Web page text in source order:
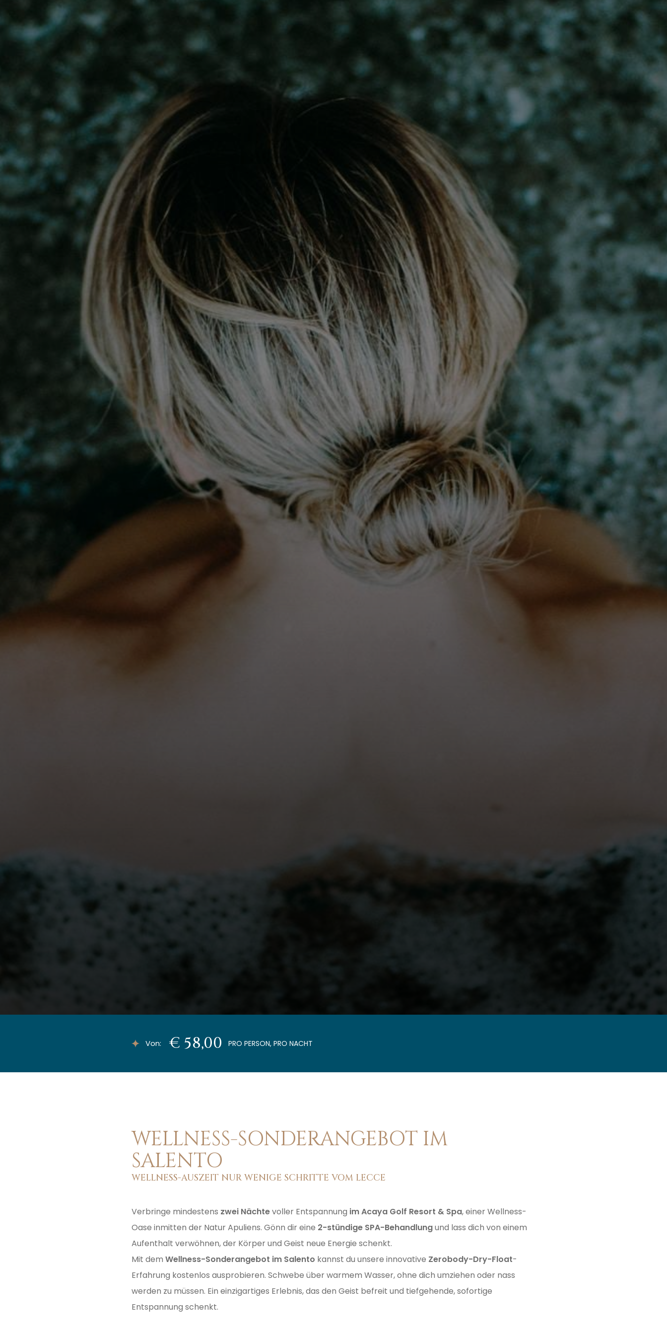
Von: € 58,00 PRO PERSON, PRO NACHT
WELLNESS-SONDERANGEBOT IM
SALENTO
WELLNESS-AUSZEIT NUR WENIGE SCHRITTE VOM LECCE
Verbringe mindestens zwei Nächtevoller Entspannung im Acaya Golf Resort & Spa, einer Wellness-
Oase inmitten der Natur Apuliens. Gönn dir eine 2-stündige SPA-Behandlungund lass dich von einem
Aufenthalt verwöhnen, der Körper und Geist neue Energie schenkt.
Mit demWellness-Sonderangebot im Salento kannst du unsere innovative Zerobody-Dry-Float-
Erfahrung kostenlos ausprobieren. Schwebe über warmem Wasser, ohne dich umziehen oder nass
werden zu müssen. Ein einzigartiges Erlebnis, das den Geist befreit und tiefgehende, sofortige
Entspannung schenkt.